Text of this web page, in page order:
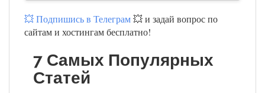
💥 Подпишись в Телеграм💥 и задай вопрос по
сайтам и хостингам бесплатно!
7 Самых Популярных
Статей